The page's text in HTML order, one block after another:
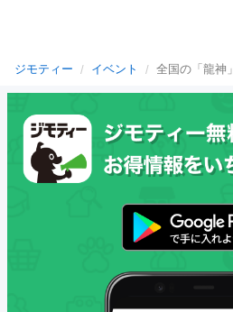
ジモティー イベント 全国の「龍神」